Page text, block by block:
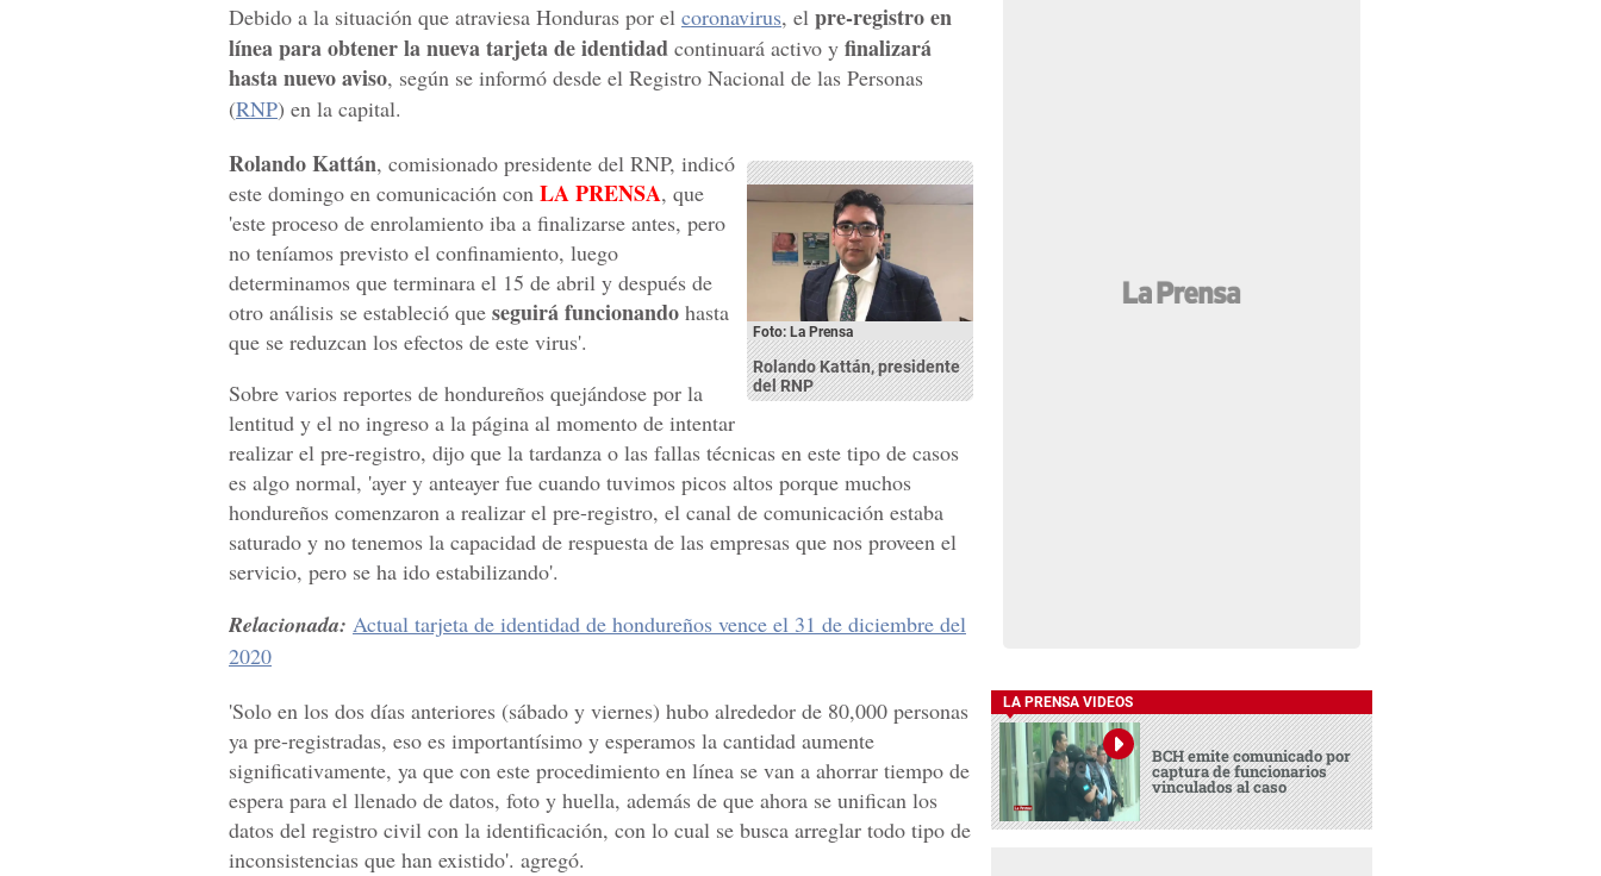
Debido a la situación que atraviesa Honduras por el coronavirus, el pre-registro en
línea para obtener la nueva tarjeta de identidad continuará activo y finalizará
hasta nuevo aviso, según se informó desde el Registro Nacional de las Personas
(RNP) en la capital.
Foto: La Prensa
Rolando Kattán, presidente
del RNP
Rolando Kattán, comisionado presidente del RNP, indicó
este domingo en comunicación con LA PRENSA, que
'este proceso de enrolamiento iba a finalizarse antes, pero
no teníamos previsto el confinamiento, luego
determinamos que terminara el 15 de abril y después de
otro análisis se estableció que seguirá funcionando hasta
que se reduzcan los efectos de este virus'.
Sobre varios reportes de hondureños quejándose por la
lentitud y el no ingreso a la página al momento de intentar
realizar el pre-registro, dijo que la tardanza o las fallas técnicas en este tipo de casos
es algo normal, 'ayer y anteayer fue cuando tuvimos picos altos porque muchos
hondureños comenzaron a realizar el pre-registro, el canal de comunicación estaba
saturado y no tenemos la capacidad de respuesta de las empresas que nos proveen el
servicio, pero se ha ido estabilizando'.
Relacionada: Actual tarjeta de identidad de hondureños vence el 31 de diciembre del
2020
'Solo en los dos días anteriores (sábado y viernes) hubo alrededor de 80,000 personas
ya pre-registradas, eso es importantísimo y esperamos la cantidad aumente
significativamente, ya que con este procedimiento en línea se van a ahorrar tiempo de
espera para el llenado de datos, foto y huella, además de que ahora se unifican los
datos del registro civil con la identificación, con lo cual se busca arreglar todo tipo de
inconsistencias que han existido'. agregó.
LA PRENSA VIDEOS
BCH emite comunicado por
captura de funcionarios
vinculados al caso